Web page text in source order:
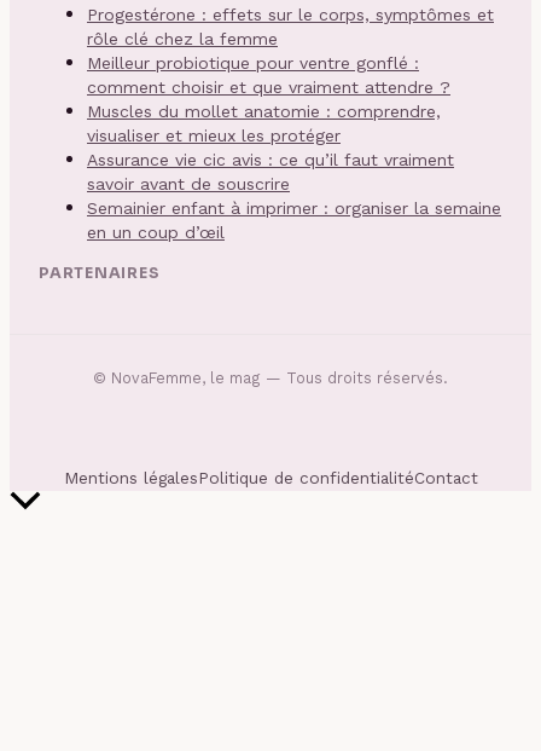
Progestérone : effets sur le corps, symptômes et
rôle clé chez la femme
Meilleur probiotique pour ventre gonflé :
comment choisir et que vraiment attendre ?
Muscles du mollet anatomie : comprendre,
visualiser et mieux les protéger
Assurance vie cic avis : ce qu’il faut vraiment
savoir avant de souscrire
Semainier enfant à imprimer : organiser la semaine
en un coup d’œil
PARTENAIRES
© NovaFemme, le mag — Tous droits réservés.
Mentions légalesPolitique de confidentialitéContact